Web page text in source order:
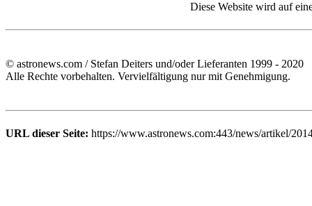
Diese Website wird auf
© astronews.com / Stefan Deiters und/oder Lieferanten 1999 - 2020
Alle Rechte vorbehalten. Vervielfältigung nur mit Genehmigung.
URL dieser Seite: https://www.astronews.com:443/news/artikel/